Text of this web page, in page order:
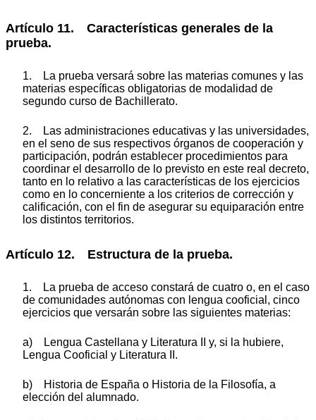
Artículo 11. Características generales de la
prueba.
1. La prueba versará sobre las materias comunes y las
materias específicas obligatorias de modalidad de
segundo curso de Bachillerato.
2. Las administraciones educativas y las universidades,
en el seno de sus respectivos órganos de cooperación y
participación, podrán establecer procedimientos para
coordinar el desarrollo de lo previsto en este real decreto,
tanto en lo relativo a las características de los ejercicios
como en lo concerniente a los criterios de corrección y
calificación, con el fin de asegurar su equiparación entre
los distintos territorios.
Artículo 12. Estructura de la prueba.
1. La prueba de acceso constará de cuatro o, en el caso
de comunidades autónomas con lengua cooficial, cinco
ejercicios que versarán sobre las siguientes materias:
a) Lengua Castellana y Literatura II y, si la hubiere,
Lengua Cooficial y Literatura II.
b) Historia de España o Historia de la Filosofía, a
elección del alumnado.